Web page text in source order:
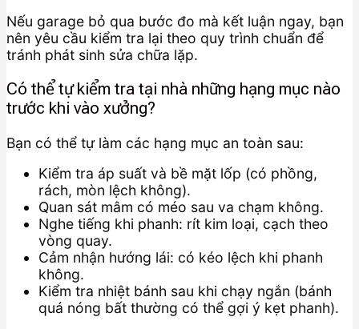
Nếu garage bỏ qua bước đo mà kết luận ngay, bạn
nên yêu cầu kiểm tra lại theo quy trình chuẩn để
tránh phát sinh sửa chữa lặp.
Có thể tự kiểm tra tại nhà những hạng mục nào
trước khi vào xưởng?
Bạn có thể tự làm các hạng mục an toàn sau:
Kiểm tra áp suất và bề mặt lốp (có phồng,
rách, mòn lệch không).
Quan sát mâm có méo sau va chạm không.
Nghe tiếng khi phanh: rít kim loại, cạch theo
vòng quay.
Cảm nhận hướng lái: có kéo lệch khi phanh
không.
Kiểm tra nhiệt bánh sau khi chạy ngắn (bánh
quá nóng bất thường có thể gợi ý kẹt phanh).